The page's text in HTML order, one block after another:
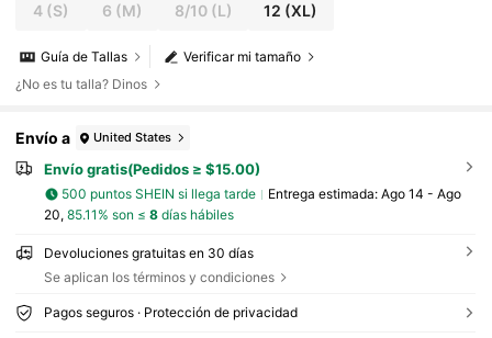
4 (S) 6 (M) 8/10(L) 12 (XL)
Verificar mi tamaño
Guía de Tallas
¿No es tu talla? Dinos
Envío a United States
Envío gratis(Pedidos ≥ $15.00)
500 puntos SHEIN si llega tarde Entrega estimada: Ago 14 - Ago
20, 85.11% son ≤ 8días hábiles
Devoluciones gratuitas en 30 días
Se aplican los términos y condiciones
Pagos seguros · Protección de privacidad